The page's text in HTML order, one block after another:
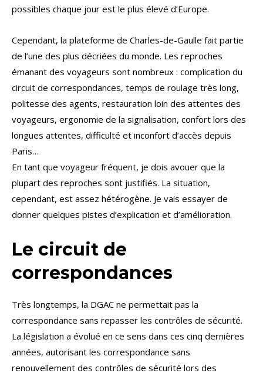
possibles chaque jour est le plus élevé d’Europe.
Cependant, la plateforme de Charles-de-Gaulle fait partie
de l’une des plus décriées du monde. Les reproches
émanant des voyageurs sont nombreux : complication du
circuit de correspondances, temps de roulage très long,
politesse des agents, restauration loin des attentes des
voyageurs, ergonomie de la signalisation, confort lors des
longues attentes, difficulté et inconfort d’accès depuis
Paris…
En tant que voyageur fréquent, je dois avouer que la
plupart des reproches sont justifiés. La situation,
cependant, est assez hétérogène. Je vais essayer de
donner quelques pistes d’explication et d’amélioration.
Le circuit de
correspondances
Très longtemps, la DGAC ne permettait pas la
correspondance sans repasser les contrôles de sécurité.
La législation a évolué en ce sens dans ces cinq dernières
années, autorisant les correspondance sans
renouvellement des contrôles de sécurité lors des